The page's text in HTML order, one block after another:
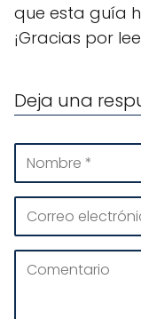
que esta guía
¡Gracias por
Deja una